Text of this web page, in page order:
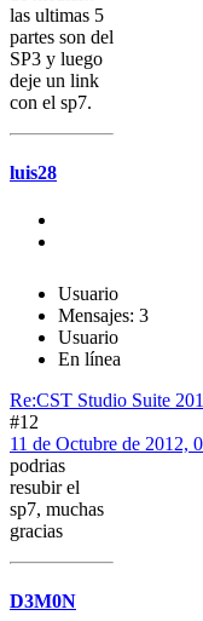
las ultimas 5
partes son del
SP3 y luego
deje un link
con el sp7.
luis28
Usuario
Mensajes: 3
Usuario
En línea
Re:CST Studio Suite
#12
11 de Octubre de 2012,
podrias
resubir el
sp7, muchas
gracias
D3M0N